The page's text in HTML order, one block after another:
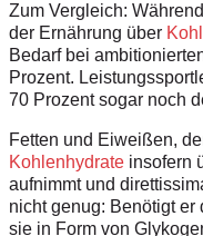
Zum Vergleich:
der Ernährung über
Bedarf bei
Prozent.
70 Prozent sogar noch
Fetten und Eiweißen,
Kohlenhydrate insofern
aufnimmt und
nicht genug: Benötigt er
sie in Form von